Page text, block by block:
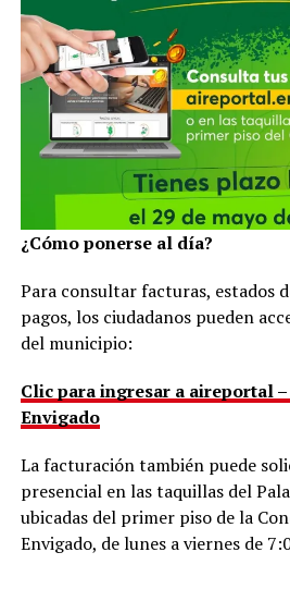
¿Cómo ponerse al día?
Para consultar facturas, estados
pagos, los ciudadanos pueden
del municipio:
Clic para ingresar a aireportal
Envigado
La facturación también puede
presencial en las taquillas del
ubicadas del primer piso de la
Envigado, de lunes a viernes de